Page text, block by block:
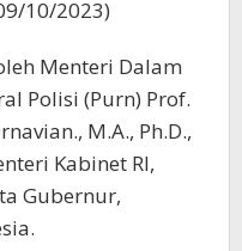
10/2023)
Menteri Dalam
Polisi (Purn) Prof.
M.A., Ph.D.,
Kabinet RI,
Gubernur,